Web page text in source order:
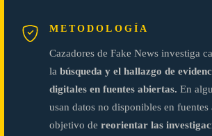
METODOLOGÍA
Cazadores de Fake News investiga
la búsqueda y el hallazgo de
digitales en fuentes abiertas. En
usan datos no disponibles en fuentes
objetivo de reorientar las